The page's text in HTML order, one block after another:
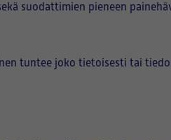
suodattimien pieneen
tuntee joko tietoisesti tai